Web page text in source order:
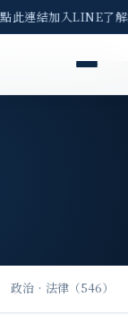
連結加入LINE了
政治‧法律（546）